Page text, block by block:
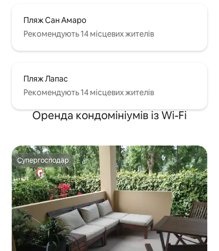
Пляж Сан Амаро
Рекомендують 14 місцевих жителів
Пляж Лапас
Рекомендують 14 місцевих жителів
Оренда кондомініумів із Wi-Fi
Супергосподар
Супергосподар